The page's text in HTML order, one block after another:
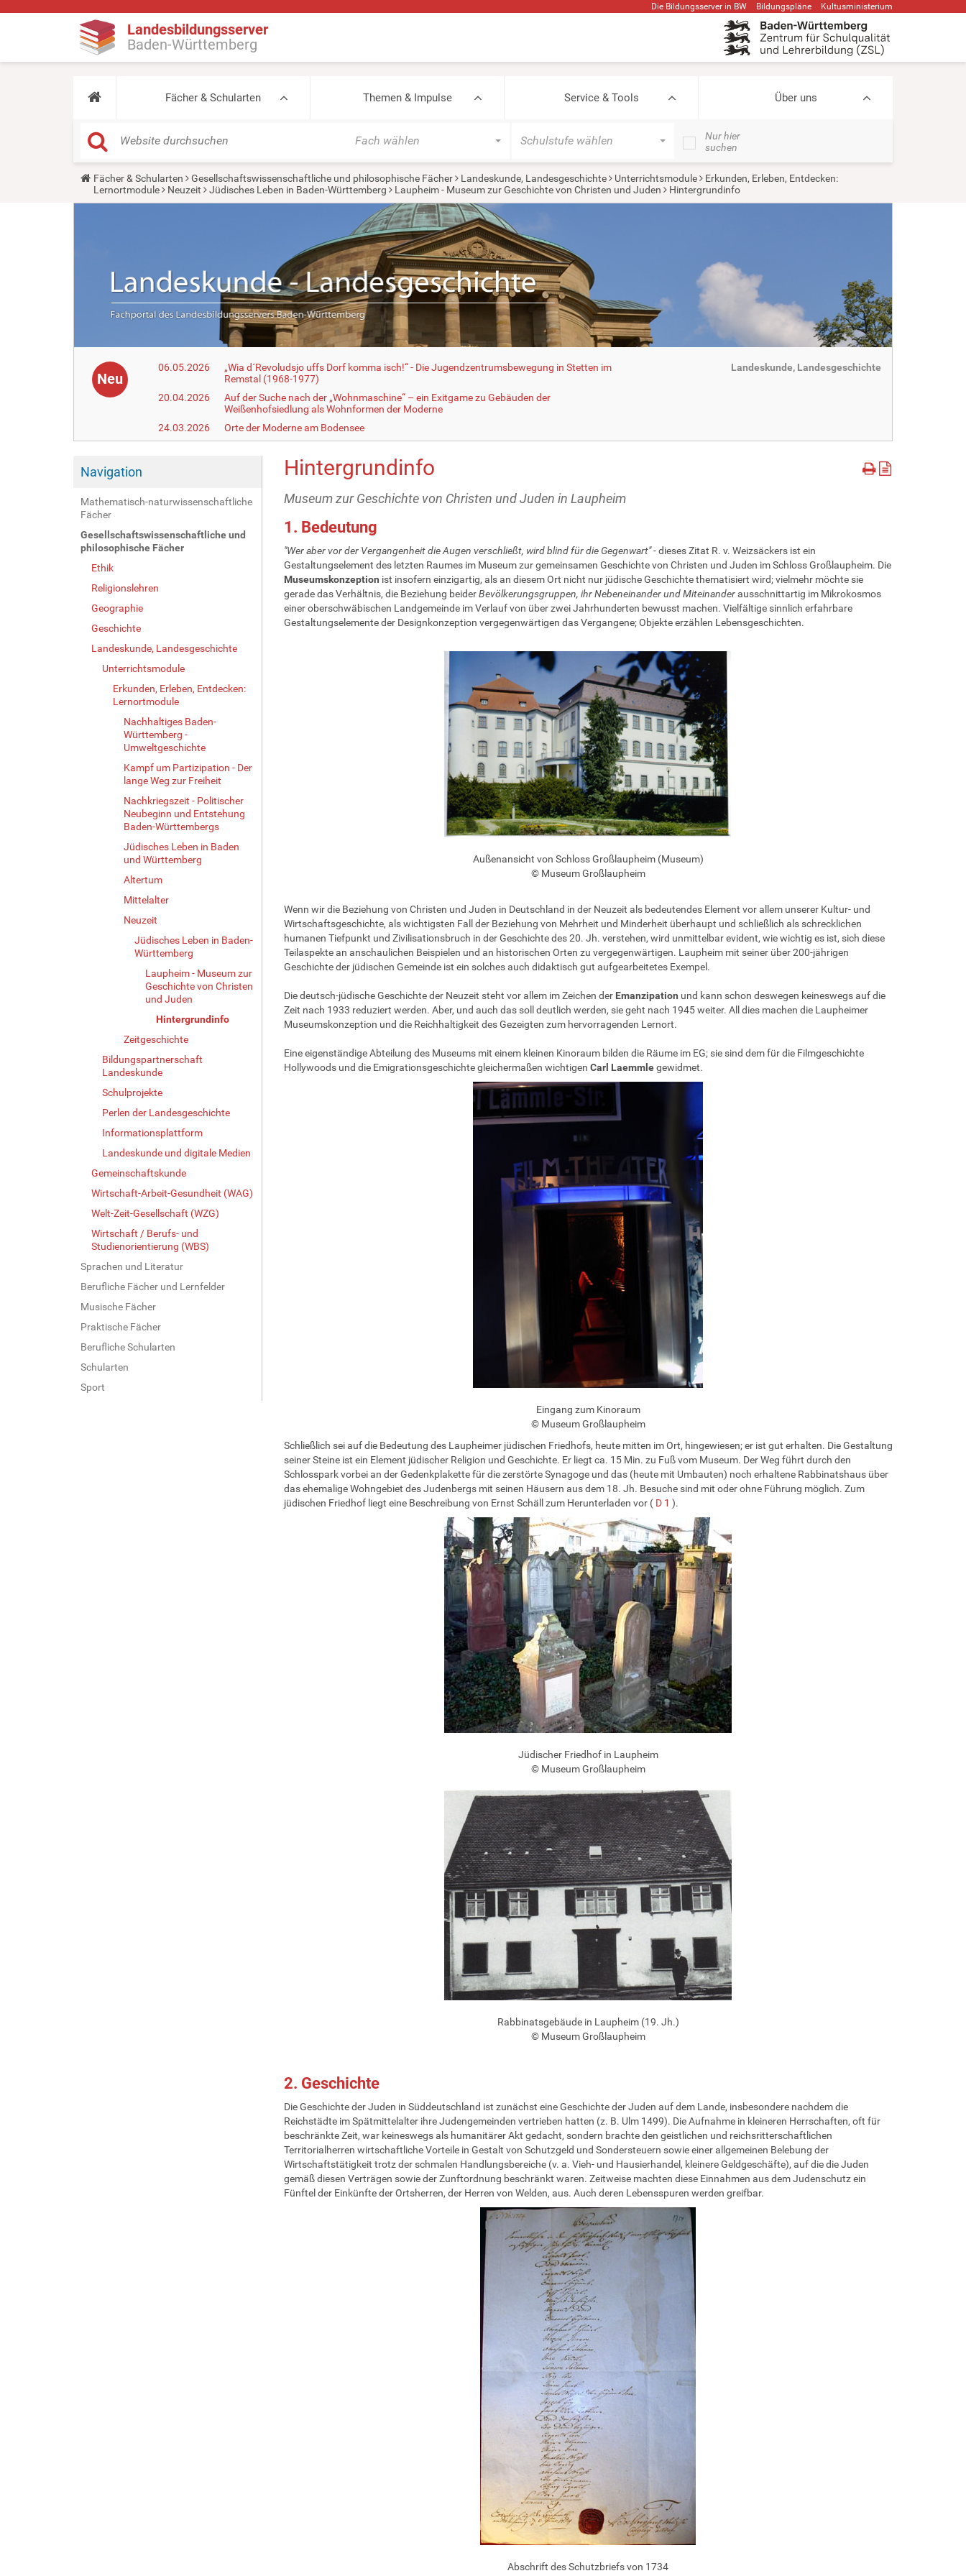
Die Bildungsserver in BW Bildungspläne Kultusministerium
Landesbildungsserver
Baden-Württemberg
Fächer & Schularten Themen & Impulse Service & Tools Über uns
Fach wählen Schulstufe wählen
Nur hier
suchen
Y
u
Fächer & Schularten Gesellschaftswissenschaftliche und philosophische Fächer Landeskunde, Landesgeschichte Unterrichtsmodule
Erkunden, Erleben, Entdecken:
Lernortmodule
Neuzeit Jüdisches Leben in Baden-Württemberg Laupheim - Museum zur Geschichte von Christen und Juden Hintergrundinfo
Neu
06.05.2026
„Wia d´Revoludsjo uffs Dorf komma isch!“ - Die Jugendzentrumsbewegung in Stetten im
Remstal (1968-1977)
20.04.2026
Auf der Suche nach der „Wohnmaschine“ – ein Exitgame zu Gebäuden der
Weißenhofsiedlung als Wohnformen der Moderne
24.03.2026
Orte der Moderne am Bodensee
Landeskunde, Landesgeschichte
Navigation
Mathematisch-naturwissenschaftliche
Fächer
Gesellschaftswissenschaftliche und
philosophische Fächer
Ethik
Religionslehren
Geographie
Geschichte
Landeskunde, Landesgeschichte
Unterrichtsmodule
Erkunden, Erleben, Entdecken:
Lernortmodule
Nachhaltiges Baden-
Württemberg -
Umweltgeschichte
Kampf um Partizipation - Der
lange Weg zur Freiheit
Nachkriegszeit - Politischer
Neubeginn und Entstehung
Baden-Württembergs
Jüdisches Leben in Baden
und Württemberg
Altertum
Mittelalter
Neuzeit
Jüdisches Leben in Baden-
Württemberg
Laupheim - Museum zur
Geschichte von Christen
und Juden
Hintergrundinfo
Zeitgeschichte
Bildungspartnerschaft
Landeskunde
Schulprojekte
Perlen der Landesgeschichte
Informationsplattform
Landeskunde und digitale Medien
Gemeinschaftskunde
Wirtschaft-Arbeit-Gesundheit (WAG)
Welt-Zeit-Gesellschaft (WZG)
Wirtschaft / Berufs- und
Studienorientierung (WBS)
Sprachen und Literatur
Berufliche Fächer und Lernfelder
Musische Fächer
Praktische Fächer
Berufliche Schularten
Schularten
Sport
Hintergrundinfo
Museum zur Geschichte von Christen und Juden in Laupheim
1. Bedeutung
"Wer aber vor der Vergangenheit die Augen verschließt, wird blind für die Gegenwart"- dieses Zitat R. v. Weizsäckers ist ein
Gestaltungselement des letzten Raumes im Museum zur gemeinsamen Geschichte von Christen und Juden im Schloss Großlaupheim. Die
Museumskonzeption ist insofern einzigartig, als an diesem Ort nicht nur jüdische Geschichte thematisiert wird; vielmehr möchte sie
gerade das Verhältnis, die Beziehung beiderBevölkerungsgruppen, ihr Nebeneinander und Miteinanderausschnittartig im Mikrokosmos
einer oberschwäbischen Landgemeinde im Verlauf von über zwei Jahrhunderten bewusst machen. Vielfältige sinnlich erfahrbare
Gestaltungselemente der Designkonzeption vergegenwärtigen das Vergangene; Objekte erzählen Lebensgeschichten.
Außenansicht von Schloss Großlaupheim (Museum)
© Museum Großlaupheim
Wenn wir die Beziehung von Christen und Juden in Deutschland in der Neuzeit als bedeutendes Element vor allem unserer Kultur- und
Wirtschaftsgeschichte, als wichtigsten Fall der Beziehung von Mehrheit und Minderheit überhaupt und schließlich als schrecklichen
humanen Tiefpunkt und Zivilisationsbruch in der Geschichte des 20. Jh. verstehen, wird unmittelbar evident, wie wichtig es ist, sich diese
Teilaspekte an anschaulichen Beispielen und an historischen Orten zu vergegenwärtigen. Laupheim mit seiner über 200-jährigen
Geschichte der jüdischen Gemeinde ist ein solches auch didaktisch gut aufgearbeitetes Exempel.
Die deutsch-jüdische Geschichte der Neuzeit steht vor allem im Zeichen der Emanzipation und kann schon deswegen keineswegs auf die
Zeit nach 1933 reduziert werden. Aber, und auch das soll deutlich werden, sie geht nach 1945 weiter. All dies machen die Laupheimer
Museumskonzeption und die Reichhaltigkeit des Gezeigten zum hervorragenden Lernort.
Eine eigenständige Abteilung des Museums mit einem kleinen Kinoraum bilden die Räume im EG; sie sind dem für die Filmgeschichte
Hollywoods und die Emigrationsgeschichte gleichermaßen wichtigen Carl Laemmlegewidmet.
Eingang zum Kinoraum
© Museum Großlaupheim
Schließlich sei auf die Bedeutung des Laupheimer jüdischen Friedhofs, heute mitten im Ort, hingewiesen; er ist gut erhalten. Die Gestaltung
seiner Steine ist ein Element jüdischer Religion und Geschichte. Er liegt ca. 15 Min. zu Fuß vom Museum. Der Weg führt durch den
Schlosspark vorbei an der Gedenkplakette für die zerstörte Synagoge und das (heute mit Umbauten) noch erhaltene Rabbinatshaus über
das ehemalige Wohngebiet des Judenbergs mit seinen Häusern aus dem 18. Jh. Besuche sind mit oder ohne Führung möglich. Zum
jüdischen Friedhof liegt eine Beschreibung von Ernst Schäll zum Herunterladen vor ( D 1 ).
Jüdischer Friedhof in Laupheim
© Museum Großlaupheim
Rabbinatsgebäude in Laupheim (19. Jh.)
© Museum Großlaupheim
2. Geschichte
Die Geschichte der Juden in Süddeutschland ist zunächst eine Geschichte der Juden auf dem Lande, insbesondere nachdem die
Reichstädte im Spätmittelalter ihre Judengemeinden vertrieben hatten (z. B. Ulm 1499). Die Aufnahme in kleineren Herrschaften, oft für
beschränkte Zeit, war keineswegs als humanitärer Akt gedacht, sondern brachte den geistlichen und reichsritterschaftlichen
Territorialherren wirtschaftliche Vorteile in Gestalt von Schutzgeld und Sondersteuern sowie einer allgemeinen Belebung der
Wirtschaftstätigkeit trotz der schmalen Handlungsbereiche (v. a. Vieh- und Hausierhandel, kleinere Geldgeschäfte), auf die die Juden
gemäß diesen Verträgen sowie der Zunftordnung beschränkt waren. Zeitweise machten diese Einnahmen aus dem Judenschutz ein
Fünftel der Einkünfte der Ortsherren, der Herren von Welden, aus. Auch deren Lebensspuren werden greifbar.
Abschrift des Schutzbriefs von 1734